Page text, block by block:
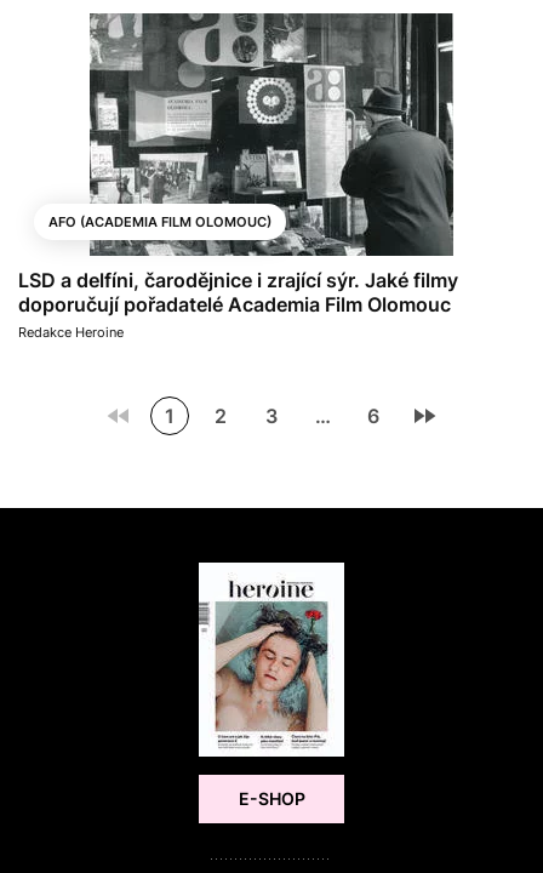
AFO (ACADEMIA FILM OLOMOUC)
LSD a delfíni, čarodějnice i zrající sýr. Jaké filmy
doporučují pořadatelé Academia Film Olomouc
Redakce Heroine
1 2 3 … 6
E-SHOP